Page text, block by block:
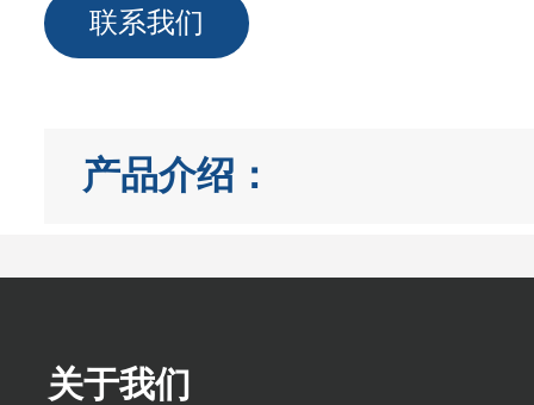
联系我们
产品介绍：
关于我们